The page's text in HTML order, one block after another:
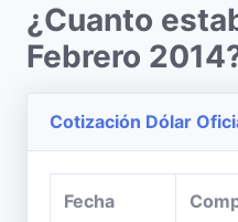
¿Cuanto
Febrero
Cotización Dólar
Fecha